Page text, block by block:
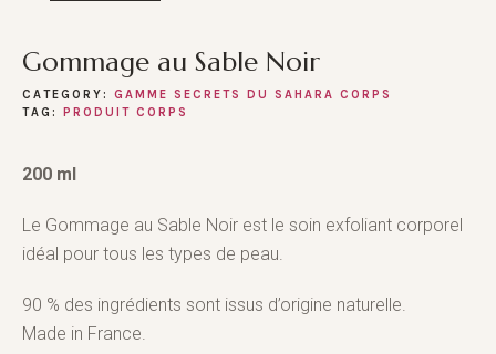
Gommage au Sable Noir
CATEGORY: GAMME SECRETS DU SAHARA CORPS
TAG:
PRODUIT CORPS
200 ml
Le Gommage au Sable Noir est le soin exfoliant corporel
idéal pour tous les types de peau.
90 % des ingrédients sont issus d’origine naturelle.
Made in France.